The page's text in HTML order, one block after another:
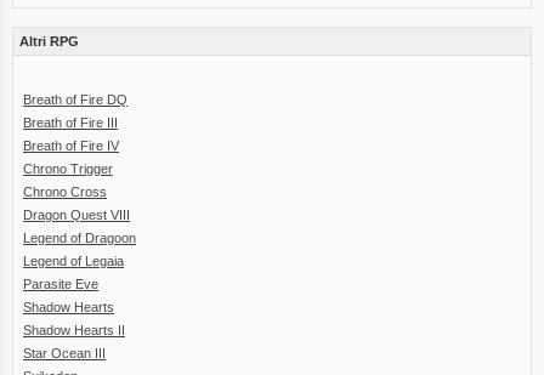
Altri RPG
Breath of Fire DQ
Breath of Fire III
Breath of Fire IV
Chrono Trigger
Chrono Cross
Dragon Quest VIII
Legend of Dragoon
Legend of Legaia
Parasite Eve
Shadow Hearts
Shadow Hearts II
Star Ocean III